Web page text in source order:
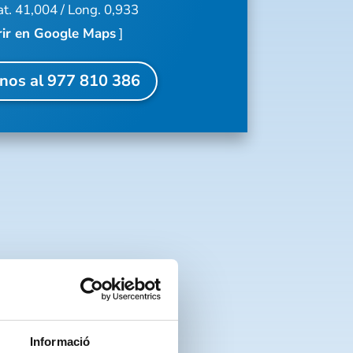
Informació
41,004 / Long. 0,933
en Google Maps]
al 977 810 386